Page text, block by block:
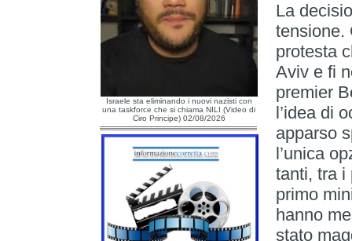
Israele sta eliminando i nuovi nazisti con
una taskforce che si chiama NILI (Video di
Ciro Principe) 02/08/2026
La
tensione.
protesta
Aviv e fi
premier
l’idea di
apparso
l’unica
tanti, tra i
primo
hanno
stato